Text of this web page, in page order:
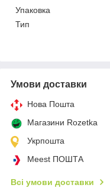
Упаковка
Тип
Умови доставки
Нова Пошта
Магазини Rozetka
Укрпошта
Meest ПОШТА
Всі умови доставки